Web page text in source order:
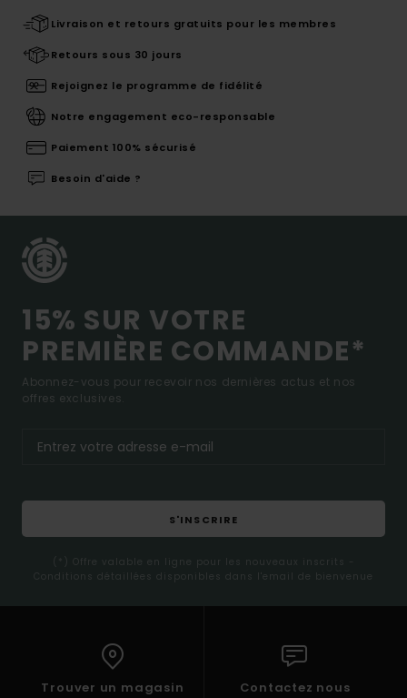
Livraison et retours gratuits pour les membres
Retours sous 30 jours
Rejoignez le programme de fidélité
Notre engagement eco-responsable
Paiement 100% sécurisé
Besoin d'aide ?
15% SUR VOTRE
PREMIÈRE COMMANDE*
Abonnez-vous pour recevoir nos dernières actus et nos
offres exclusives.
S'INSCRIRE
(*) Offre valable en ligne pour les nouveaux inscrits -
Conditions détaillées disponibles dans l'email de bienvenue
Trouver un magasin Contactez nous